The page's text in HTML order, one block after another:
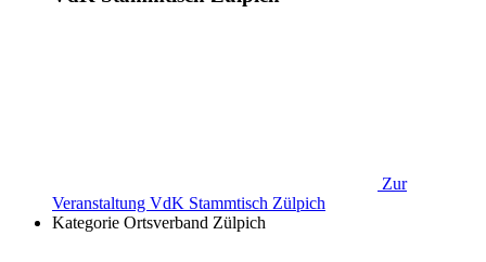
Zur
Veranstaltung VdK Stammtisch Zülpich
Kategorie Ortsverband Zülpich